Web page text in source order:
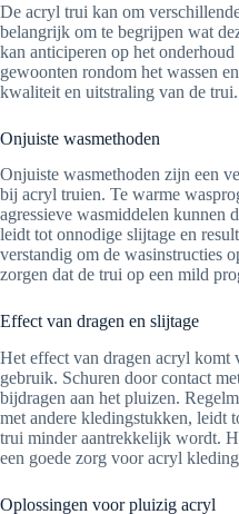
De acryl trui kan om
belangrijk om te begrijpen wat
kan anticiperen op het
gewoonten rondom het wassen
kwaliteit en uitstraling van de trui.
Onjuiste wasmethoden
Onjuiste wasmethoden zijn een
bij acryl truien. Te warme
agressieve wasmiddelen kunnen
leidt tot onnodige slijtage en
verstandig om de wasinstructies
zorgen dat de trui op een mild
Effect van dragen en slijtage
Het effect van dragen acryl
gebruik. Schuren door contact
bijdragen aan het pluizen.
met andere kledingstukken, leidt
trui minder aantrekkelijk wordt.
een goede zorg voor acryl
Oplossingen voor pluizig acryl